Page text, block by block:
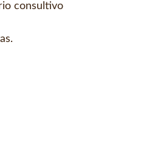
consultivo